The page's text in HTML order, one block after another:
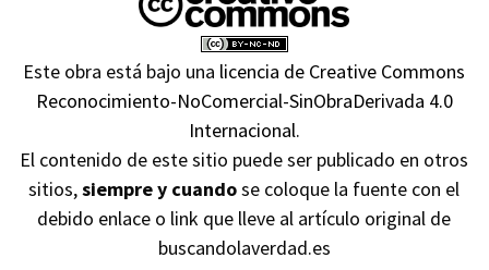
Este obra está bajo una licencia de Creative Commons
Reconocimiento-NoComercial-SinObraDerivada 4.0
Internacional.
El contenido de este sitio puede ser publicado en otros
sitios,siempre y cuandose coloque la fuente con el
debido enlace o link que lleve al artículo original de
buscandolaverdad.es